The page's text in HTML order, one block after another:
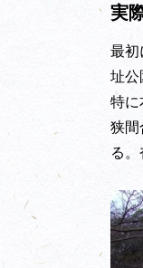
実
最初
址公
特に
狭間
る